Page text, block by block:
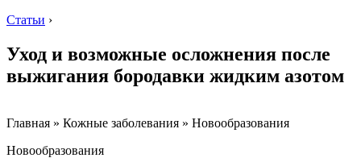
Статьи ›
Уход и возможные осложнения после
выжигания бородавки жидким азотом
Главная » Кожные заболевания » Новообразования
Новообразования